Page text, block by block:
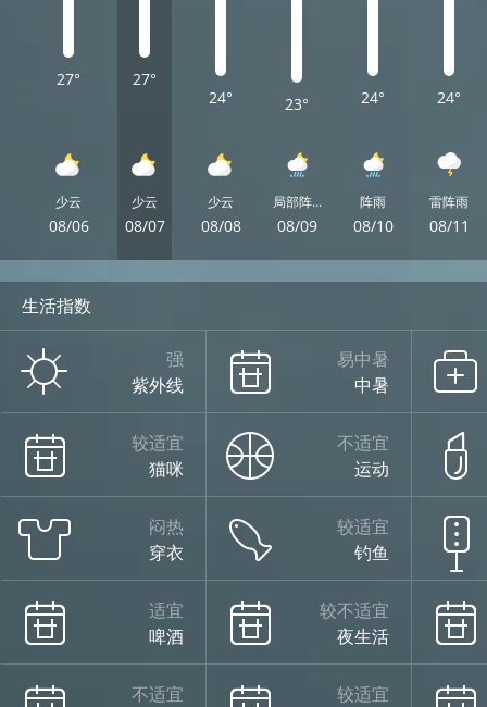
27°
少云
08/06
27°
少云
08/07
24°
少云
08/08
23°
局部阵...
08/09
24°
阵雨
08/10
24°
雷阵雨
08/11
生活指数
强
紫外线
易中暑
中暑
较适宜
猫咪
不适宜
运动
闷热
穿衣
较适宜
钓鱼
适宜
啤酒
较不适宜
夜生活
不适宜
较适宜